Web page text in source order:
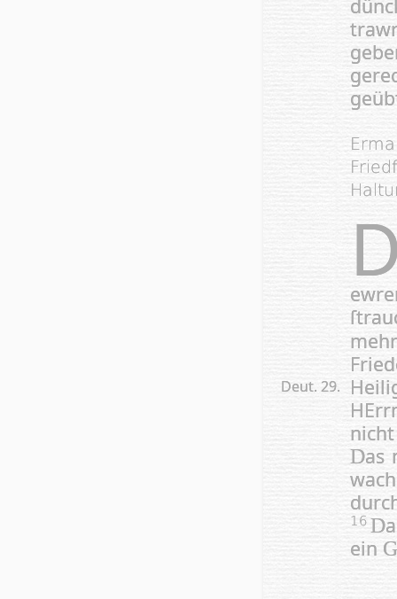
Deut. 29.
Das
16 D
ein G